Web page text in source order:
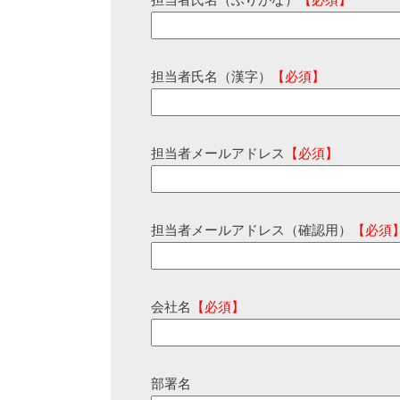
担当者氏名（漢字） 【必須】
担当者メールアドレス 【必須】
担当者メールアドレス（確認用） 【必須
会社名 【必須】
部署名